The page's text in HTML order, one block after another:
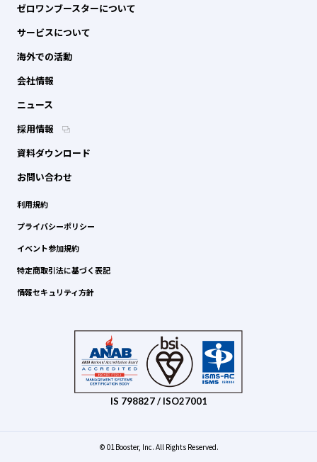
ゼロワンブースターについて
サービスについて
海外での活動
会社情報
ニュース
採用情報
資料ダウンロード
お問い合わせ
利用規約
プライバシーポリシー
イベント参加規約
特定商取引法に基づく表記
情報セキュリティ方針
IS 798827 / ISO27001
© 01Booster, Inc. All Rights Reserved.